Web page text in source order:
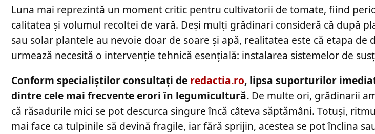
Luna mai reprezintă un moment critic pentru cultivatorii de tomate, fiind
calitatea și volumul recoltei de vară. Deși mulți grădinari consideră că după
sau solar plantele au nevoie doar de soare și apă, realitatea este că etapa de
urmează necesită o intervenție tehnică esențială: instalarea sistemelor de
Conform specialiștilor consultați de redactia.ro, lipsa suporturilor
dintre cele mai frecvente erori în legumicultură. De multe ori, grădinarii
că răsadurile mici se pot descurca singure încă câteva săptămâni. Totuși,
mai face ca tulpinile să devină fragile, iar fără sprijin, acestea se pot înclina